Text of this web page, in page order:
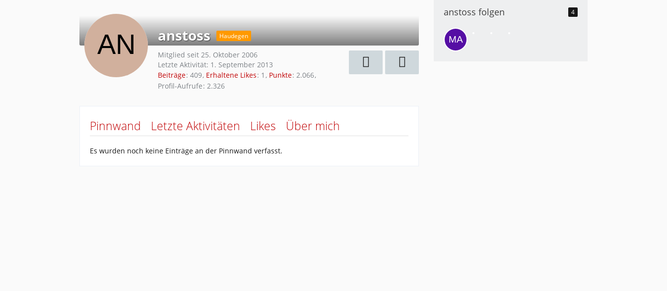
anstoss Haudegen
Mitglied seit 25. Oktober 2006
Letzte Aktivität: 1. September 2013
Beiträge 409 Erhaltene Likes 1 Punkte 2.066
Profil-Aufrufe 2.326
Pinnwand Letzte Aktivitäten Likes Über mich
Es wurden noch keine Einträge an der Pinnwand verfasst.
anstoss folgen 4